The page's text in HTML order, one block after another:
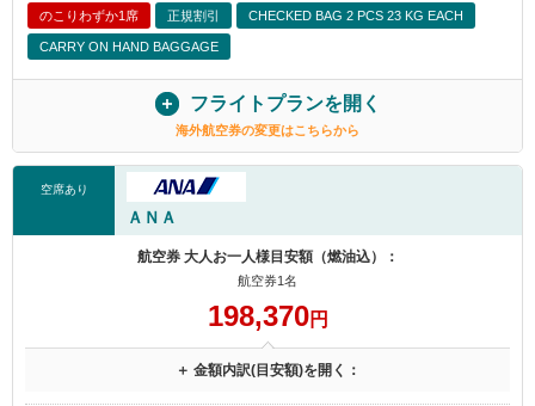
のこりわずか1席 正規割引 CHECKED BAG 2 PCS 23 KG EACH
CARRY ON HAND BAGGAGE
フライトプランを開く
海外航空券の変更はこちらから
空席あり
ＡＮＡ
航空券 大人お一人様目安額（燃油込）：
航空券1名
198,370円
＋ 金額内訳(目安額)を開く：